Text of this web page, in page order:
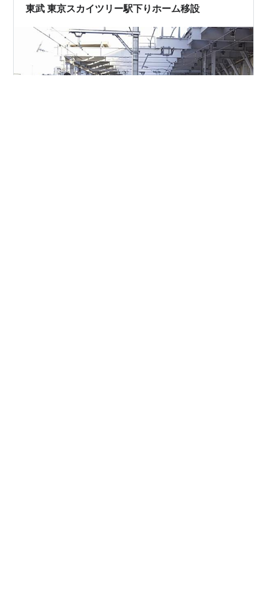
ムの行き先 銀座線から東武スカイツリーラインへの最適
東武 東京スカイツリー駅下りホーム移設